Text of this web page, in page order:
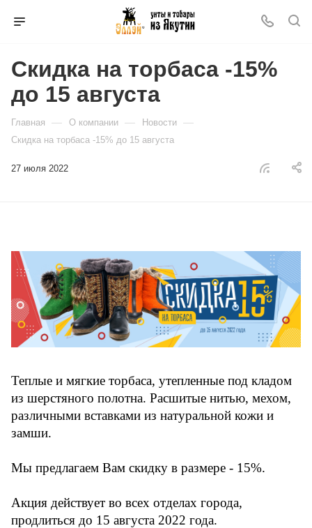
Скидка на торбаса -15%
до 15 августа
Главная — О компании — Новости —
Скидка на торбаса -15% до 15 августа
27 июля 2022
Теплые и мягкие торбаса, утепленные под кладом
из шерстяного полотна. Расшитые нитью, мехом,
различными вставками из натуральной кожи и
замши.
Мы предлагаем Вам скидку в размере - 15%.
Акция действует во всех отделах города,
продлиться до 15 августа 2022 года.